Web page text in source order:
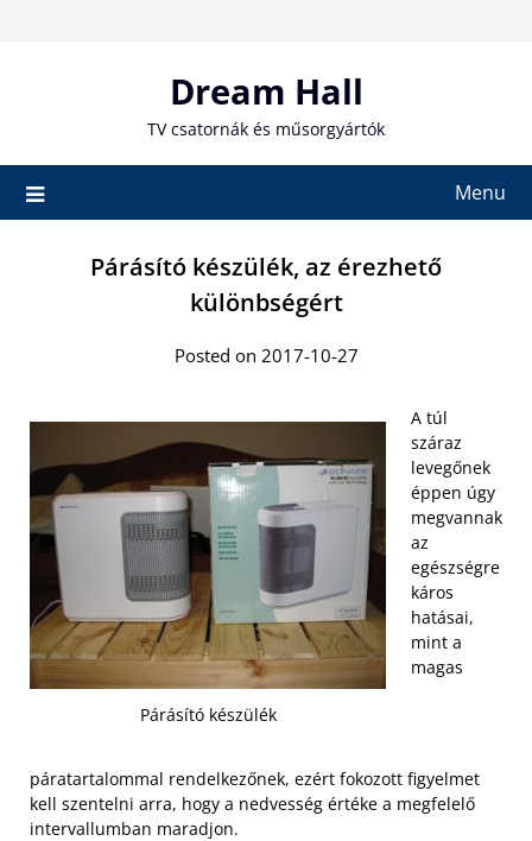
Dream Hall
TV csatornák és műsorgyártók
Menu
Párásító készülék, az érezhető
különbségért
Posted on 2017-10-27
Párásító készülék
A túl
száraz
levegőnek
éppen úgy
megvannak
az
egészségre
káros
hatásai,
mint a
magas
páratartalommal rendelkezőnek, ezért fokozott figyelmet
kell szentelni arra, hogy a nedvesség értéke a megfelelő
intervallumban maradjon.